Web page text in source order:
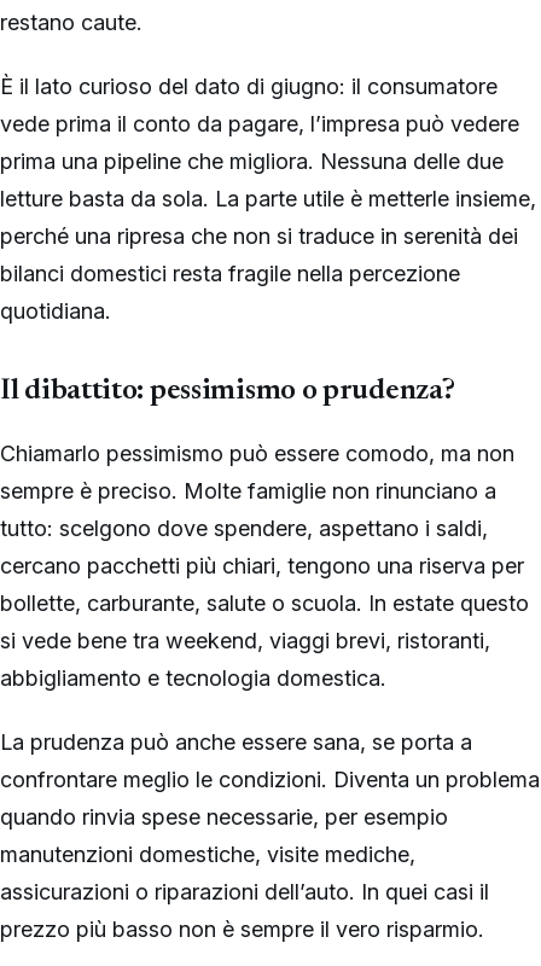
restano caute.
È il lato curioso del dato di giugno: il consumatore
vede prima il conto da pagare, l’impresa può vedere
prima una pipeline che migliora. Nessuna delle due
letture basta da sola. La parte utile è metterle insieme,
perché una ripresa che non si traduce in serenità dei
bilanci domestici resta fragile nella percezione
quotidiana.
Il dibattito: pessimismo o prudenza?
Chiamarlo pessimismo può essere comodo, ma non
sempre è preciso. Molte famiglie non rinunciano a
tutto: scelgono dove spendere, aspettano i saldi,
cercano pacchetti più chiari, tengono una riserva per
bollette, carburante, salute o scuola. In estate questo
si vede bene tra weekend, viaggi brevi, ristoranti,
abbigliamento e tecnologia domestica.
La prudenza può anche essere sana, se porta a
confrontare meglio le condizioni. Diventa un problema
quando rinvia spese necessarie, per esempio
manutenzioni domestiche, visite mediche,
assicurazioni o riparazioni dell’auto. In quei casi il
prezzo più basso non è sempre il vero risparmio.